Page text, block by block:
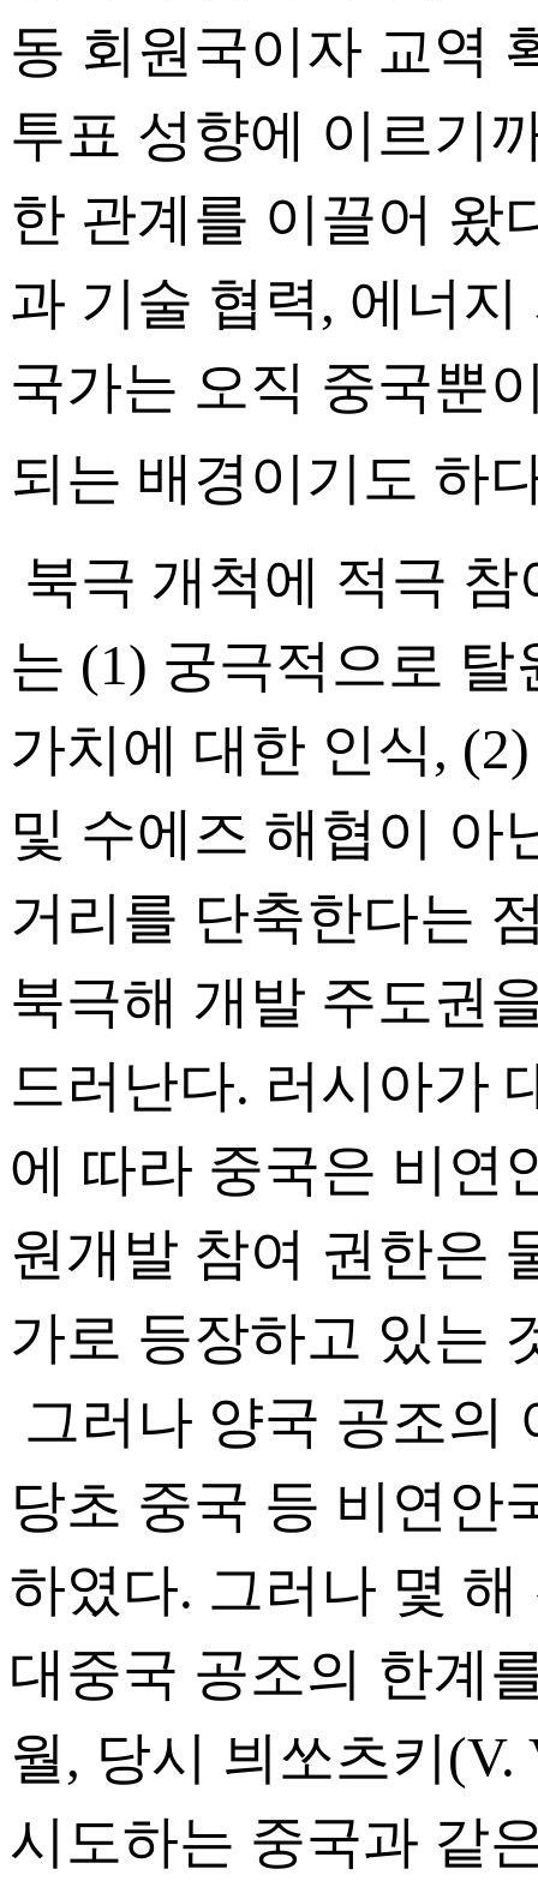
동 회원국이자 교역
투표 성향에 이르기
한 관계를 이끌어 왔
과 기술 협력, 에너
국가는 오직 중국뿐
되는 배경이기도 하
북극 개척에 적극
는 (1) 궁극적으로
가치에 대한 인식,
및 수에즈 해협이 아
거리를 단축한다는
북극해 개발 주도권
드러난다. 러시아가
에 따라 중국은 비연
원개발 참여 권한은
가로 등장하고 있는
그러나 양국 공조의
당초 중국 등 비연안
하였다. 그러나 몇
대중국 공조의 한계
월, 당시 븨쏘츠키
시도하는 중국과 같